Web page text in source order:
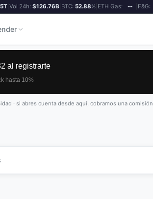
Vol 24h: $126.76B BTC: 52.88% ETH Gas: -- F&G:
· si abres cuenta desde aquí, cobramos una comisión